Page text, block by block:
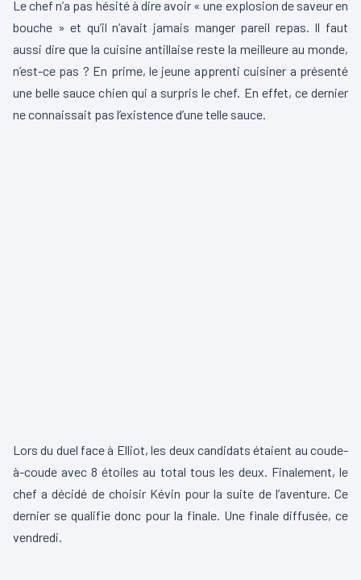
Le chef n’a pas hésité à dire avoir « une explosion de saveur en
bouche » et qu’il n’avait jamais manger pareil repas. Il faut
aussi dire que la cuisine antillaise reste la meilleure au monde,
n’est-ce pas ? En prime, le jeune apprenti cuisiner a présenté
une belle sauce chien qui a surpris le chef. En effet, ce dernier
ne connaissait pas l’existence d’une telle sauce.
Lors du duel face à Elliot, les deux candidats étaient au coude-
à-coude avec 8 étoiles au total tous les deux. Finalement, le
chef a décidé de choisir Kévin pour la suite de l’aventure. Ce
dernier se qualifie donc pour la finale. Une finale diffusée, ce
vendredi.